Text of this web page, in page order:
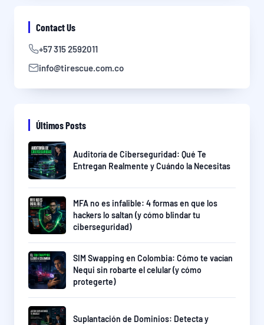
Contact Us
+57 315 2592011
info@tirescue.com.co
Últimos Posts
Auditoría de Ciberseguridad: Qué Te
Entregan Realmente y Cuándo la Necesitas
MFA no es infalible: 4 formas en que los
hackers lo saltan (y cómo blindar tu
ciberseguridad)
SIM Swapping en Colombia: Cómo te vacían
Nequi sin robarte el celular (y cómo
protegerte)
Suplantación de Dominios: Detecta y